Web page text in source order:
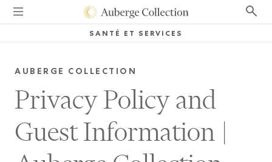
SANTÉ ET SERVICES
AUBERGE COLLECTION
Privacy Policy and
Guest Information |